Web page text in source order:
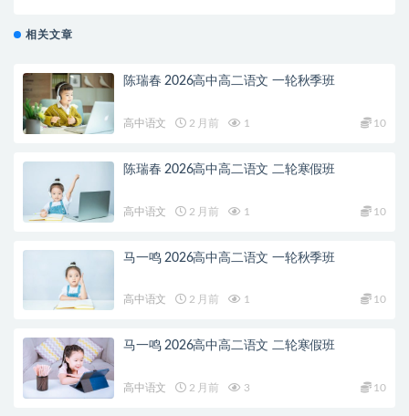
相关文章
陈瑞春 2026高中高二语文 一轮秋季班
高中语文 2 月前 1 10
陈瑞春 2026高中高二语文 二轮寒假班
高中语文 2 月前 1 10
马一鸣 2026高中高二语文 一轮秋季班
高中语文 2 月前 1 10
马一鸣 2026高中高二语文 二轮寒假班
高中语文 2 月前 3 10